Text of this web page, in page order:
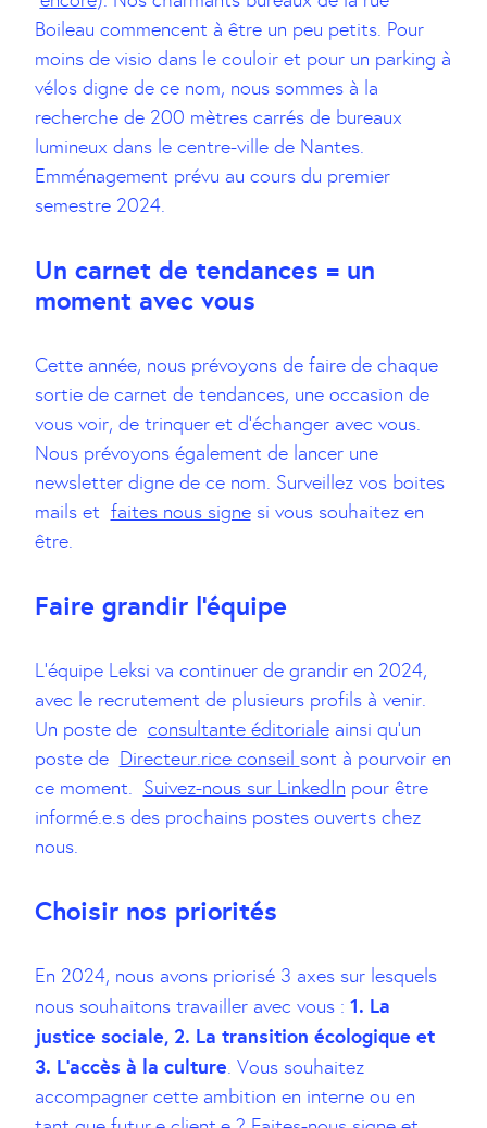
Boileau commencent à être un peu petits. Pour
moins de visio dans le couloir et pour un parking à
vélos digne de ce nom, nous sommes à la
recherche de 200 mètres carrés de bureaux
lumineux dans le centre-ville de Nantes.
Emménagement prévu au cours du premier
semestre 2024.
Un carnet de tendances = un
moment avec vous
Cette année, nous prévoyons de faire de chaque
sortie de carnet de tendances, une occasion de
vous voir, de trinquer et d’échanger avec vous.
Nous prévoyons également de lancer une
newsletter digne de ce nom. Surveillez vos boites
mails et faites nous signesi vous souhaitez en
être.
Faire grandir l’équipe
L’équipe Leksi va continuer de grandir en 2024,
avec le recrutement de plusieurs profils à venir.
Un poste de consultante éditorialeainsi qu’un
poste de Directeur.rice conseil sont à pourvoir en
ce moment. Suivez-nous sur LinkedIn pour être
informé.e.s des prochains postes ouverts chez
nous.
Choisir nos priorités
En 2024, nous avons priorisé 3 axes sur lesquels
nous souhaitons travailler avec vous : 1. La
justice sociale, 2. La transition écologique et
3. L’accès à la culture. Vous souhaitez
accompagner cette ambition en interne ou en